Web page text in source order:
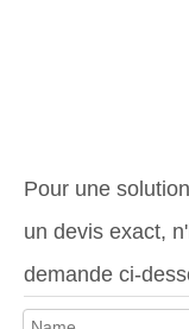
Pour une
un devis exact,
demande ci-